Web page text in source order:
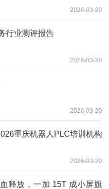
2026-03-20
行业测评报告
2026-03-20
2026-03-20
重庆机器人PLC培训机构
2026-03-20
释放，一加 15T 成小屏旗